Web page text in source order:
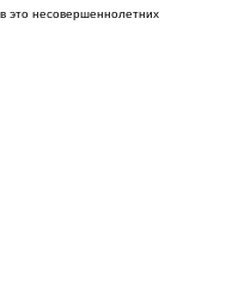
в это несовершеннолетних